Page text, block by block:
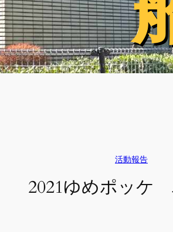
活動報告
2021ゆめポッケ